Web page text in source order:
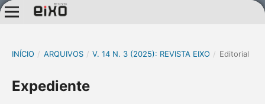
INÍCIO / ARQUIVOS / V. 14 N. 3 (2025): REVISTA EIXO / Editorial
Expediente